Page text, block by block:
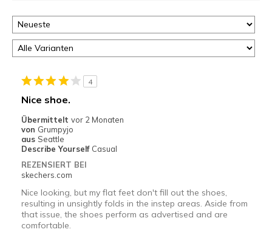
4
Nice shoe.
Übermittelt vor 2 Monaten
von Grumpyjo
aus Seattle
Describe Yourself Casual
REZENSIERT BEI
skechers.com
Nice looking, but my flat feet don't fill out the shoes,
resulting in unsightly folds in the instep areas. Aside from
that issue, the shoes perform as advertised and are
comfortable.